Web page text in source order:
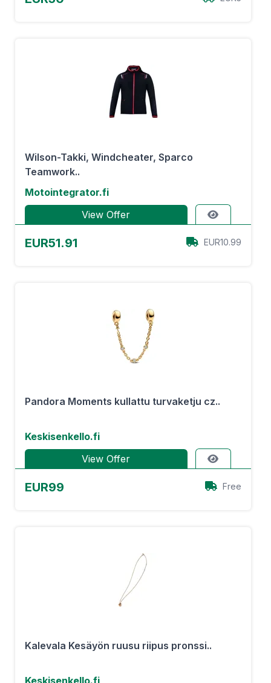
Wilson-Takki, Windcheater, Sparco
Teamwork..
Motointegrator.fi
View Offer
EUR51.91 EUR10.99
Pandora Moments kullattu turvaketju cz..
Keskisenkello.fi
View Offer
EUR99 Free
Kalevala Kesäyön ruusu riipus pronssi..
Keskisenkello.fi